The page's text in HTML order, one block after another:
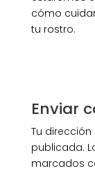
cómo
tu rostro.
Enviar
Tu
publicada.
marcados